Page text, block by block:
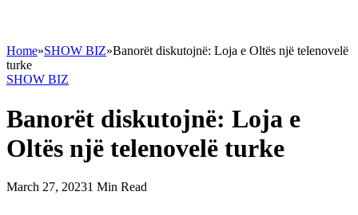
Home»SHOW BIZ»Banorët diskutojnë: Loja e Oltës një telenovelë
turke
SHOW BIZ
Banorët diskutojnë: Loja e
Oltës një telenovelë turke
March 27, 20231 Min Read